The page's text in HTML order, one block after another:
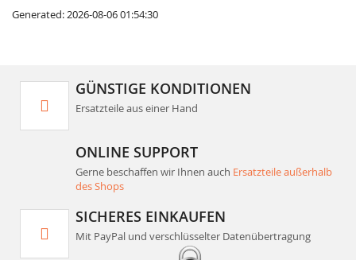
Generated: 2026-08-06 01:54:30
GÜNSTIGE KONDITIONEN
Ersatzteile aus einer Hand
ONLINE SUPPORT
Gerne beschaffen wir Ihnen auch Ersatzteile außerhalb
des Shops
SICHERES EINKAUFEN
Mit PayPal und verschlüsselter Datenübertragung